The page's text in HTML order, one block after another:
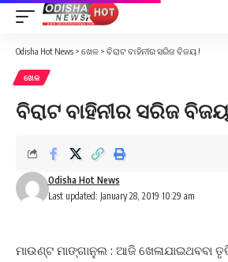
Odisha Hot News > ଖେଳ > ବିରାଟ ବାହିନୀର ସରିଜ ବିଜୟ !
ଖେଳ
ବିରାଟ ବାହିନୀର ସରିଜ
Last updated: January 28, 2019 10:29 am
Odisha Hot News
ମାଉଣ୍ଟ ମାଙ୍ଗାନୁଲ : ଆଜି ଖେଳାଯାଇଥବବା